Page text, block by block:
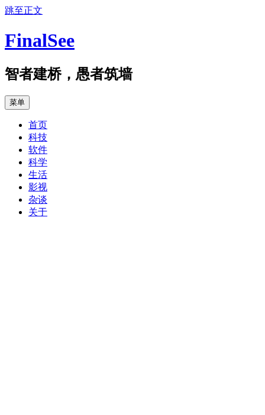
跳至正文
FinalSee
智者建桥，愚者筑墙
菜单
首页
科技
软件
科学
生活
影视
杂谈
关于